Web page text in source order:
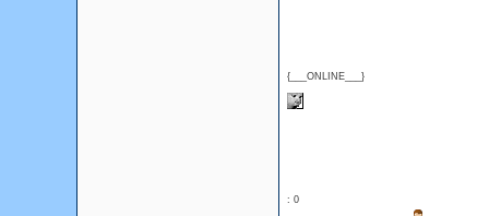
{___ONLINE___}
: 0